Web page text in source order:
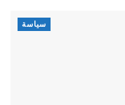
سياسة